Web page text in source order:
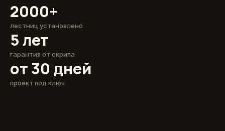
2000+
лестниц установлено
5 лет
гарантия от скрипа
от 30 дней
проект под ключ